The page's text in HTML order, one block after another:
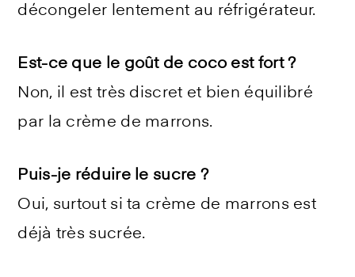
décongeler lentement au réfrigérateur.
Est-ce que le goût de coco est fort ?
Non, il est très discret et bien équilibré
par la crème de marrons.
Puis-je réduire le sucre ?
Oui, surtout si ta crème de marrons est
déjà très sucrée.